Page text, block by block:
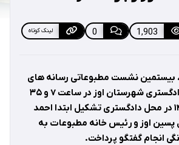
1,903
0 لینک کوتاه
بیستمین نشست مطبوعاتی رسانه های
مجوز دار با رئیس دادگستری شهرستان اوز در ساعت ۷ و ۳۵
دقیقه روز ۲۲ تیر ۱۴۰۱ در محل دادگستری تشکیل ابتدا احمد
اوز و رئیس خانه مطبوعات به
انجام گفتگو پرداخت.